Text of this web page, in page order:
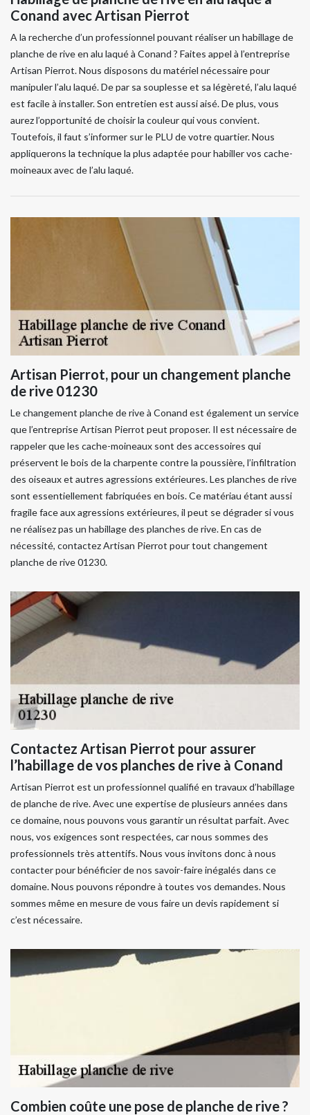
Conand avec Artisan Pierrot
A la recherche d’un professionnel pouvant réaliser un habillage de
planche de rive en alu laqué à Conand ? Faites appel à l’entreprise
Artisan Pierrot. Nous disposons du matériel nécessaire pour
manipuler l’alu laqué. De par sa souplesse et sa légèreté, l’alu laqué
est facile à installer. Son entretien est aussi aisé. De plus, vous
aurez l’opportunité de choisir la couleur qui vous convient.
Toutefois, il faut s’informer sur le PLU de votre quartier. Nous
appliquerons la technique la plus adaptée pour habiller vos cache-
moineaux avec de l’alu laqué.
Artisan Pierrot, pour un changement planche
de rive 01230
Le changement planche de rive à Conand est également un service
que l’entreprise Artisan Pierrot peut proposer. Il est nécessaire de
rappeler que les cache-moineaux sont des accessoires qui
préservent le bois de la charpente contre la poussière, l’infiltration
des oiseaux et autres agressions extérieures. Les planches de rive
sont essentiellement fabriquées en bois. Ce matériau étant aussi
fragile face aux agressions extérieures, il peut se dégrader si vous
ne réalisez pas un habillage des planches de rive. En cas de
nécessité, contactez Artisan Pierrot pour tout changement
planche de rive 01230.
Contactez Artisan Pierrot pour assurer
l’habillage de vos planches de rive à Conand
Artisan Pierrot est un professionnel qualifié en travaux d’habillage
de planche de rive. Avec une expertise de plusieurs années dans
ce domaine, nous pouvons vous garantir un résultat parfait. Avec
nous, vos exigences sont respectées, car nous sommes des
professionnels très attentifs. Nous vous invitons donc à nous
contacter pour bénéficier de nos savoir-faire inégalés dans ce
domaine. Nous pouvons répondre à toutes vos demandes. Nous
sommes même en mesure de vous faire un devis rapidement si
c’est nécessaire.
Combien coûte une pose de planche de rive ?